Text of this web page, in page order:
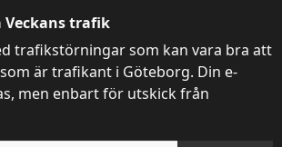
Veckans trafik
trafikstörningar som kan vara bra att
är trafikant i Göteborg. Din e-
men enbart för utskick från